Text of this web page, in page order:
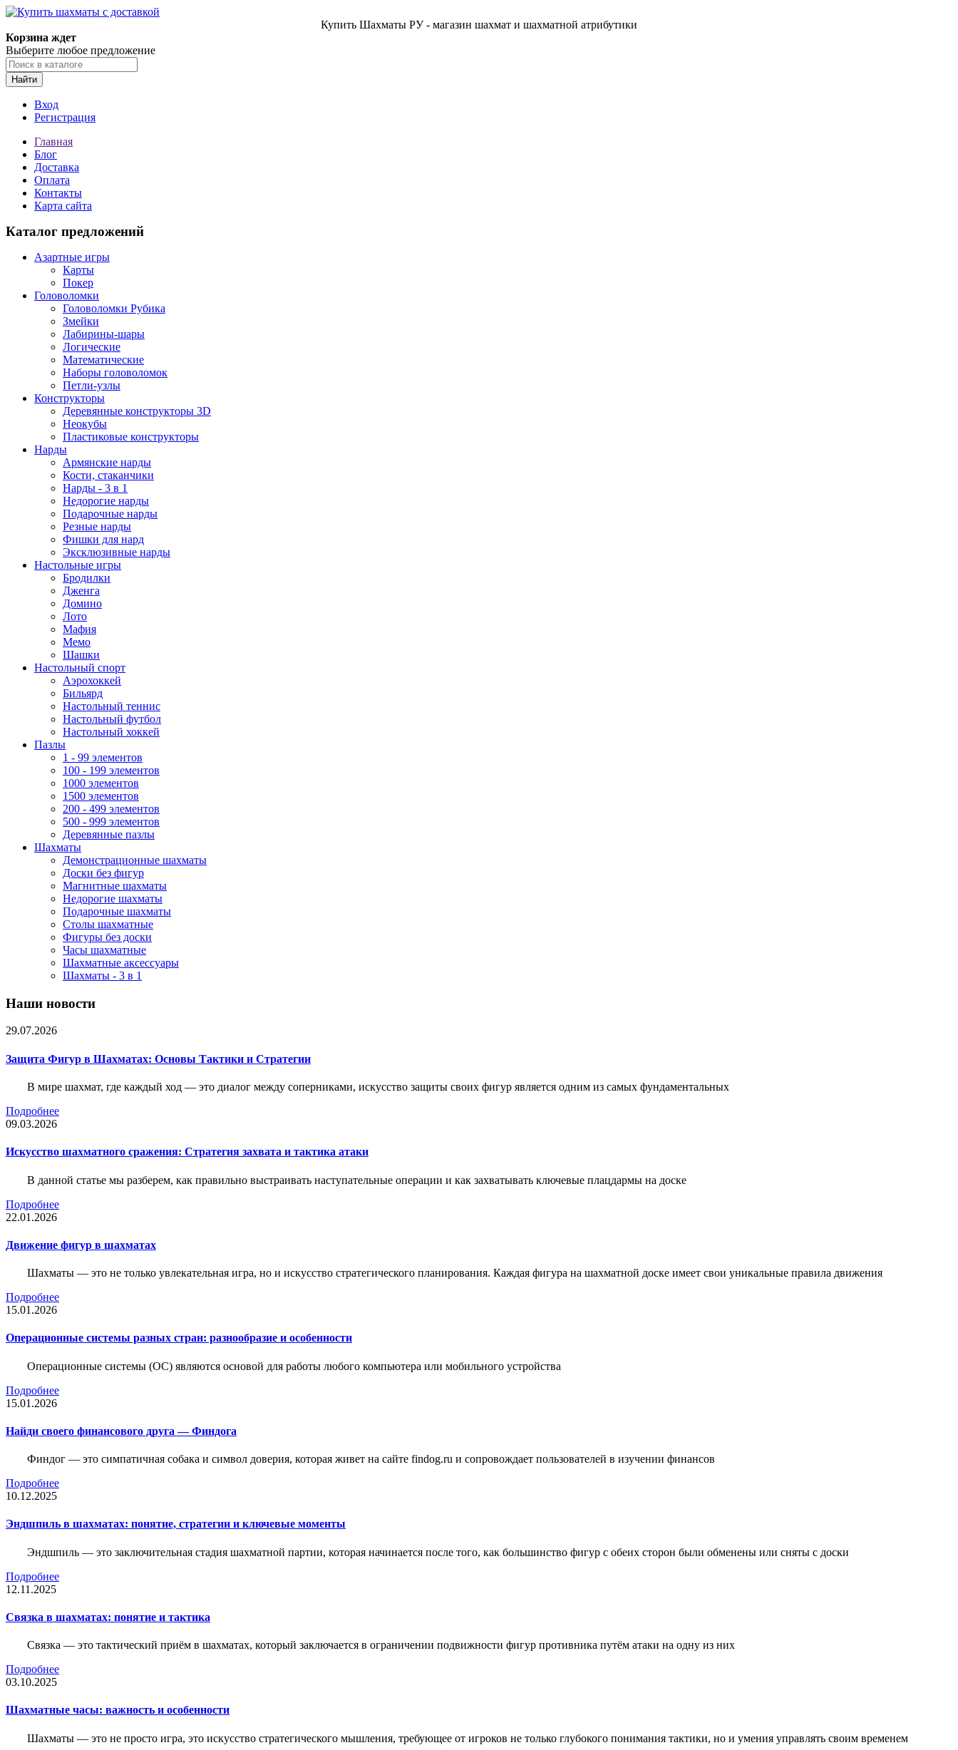
Купить Шахматы РУ - магазин шахмат и шахматной атрибутики
Корзина ждет
Выберите любое предложение
Найти
Вход
Регистрация
Главная
Блог
Доставка
Оплата
Контакты
Карта сайта
Каталог предложений
Азартные игры
Карты
Покер
Головоломки
Головоломки Рубика
Змейки
Лабирины-шары
Логические
Математические
Наборы головоломок
Петли-узлы
Конструкторы
Деревянные конструкторы 3D
Неокубы
Пластиковые конструкторы
Нарды
Армянские нарды
Кости, стаканчики
Нарды - 3 в 1
Недорогие нарды
Подарочные нарды
Резные нарды
Фишки для нард
Эксклюзивные нарды
Настольные игры
Бродилки
Дженга
Домино
Лото
Мафия
Мемо
Шашки
Настольный спорт
Аэрохоккей
Бильярд
Настольный теннис
Настольный футбол
Настольный хоккей
Пазлы
1 - 99 элементов
100 - 199 элементов
1000 элементов
1500 элементов
200 - 499 элементов
500 - 999 элементов
Деревянные пазлы
Шахматы
Демонстрационные шахматы
Доски без фигур
Магнитные шахматы
Недорогие шахматы
Подарочные шахматы
Столы шахматные
Фигуры без доски
Часы шахматные
Шахматные аксессуары
Шахматы - 3 в 1
Наши новости
29.07.2026
Защита Фигур в Шахматах: Основы Тактики и Стратегии
В мире шахмат, где каждый ход — это диалог между соперниками, искусство защиты своих фигур является одним из самых фундаментальных
Подробнее
09.03.2026
Искусство шахматного сражения: Стратегия захвата и тактика атаки
В данной статье мы разберем, как правильно выстраивать наступательные операции и как захватывать ключевые плацдармы на доске
Подробнее
22.01.2026
Движение фигур в шахматах
Шахматы — это не только увлекательная игра, но и искусство стратегического планирования. Каждая фигура на шахматной доске имеет свои уникальные правила движения
Подробнее
15.01.2026
Операционные системы разных стран: разнообразие и особенности
Операционные системы (ОС) являются основой для работы любого компьютера или мобильного устройства
Подробнее
15.01.2026
Найди своего финансового друга — Финдога
Финдог — это симпатичная собака и символ доверия, которая живет на сайте findog.ru и сопровождает пользователей в изучении финансов
Подробнее
10.12.2025
Эндшпиль в шахматах: понятие, стратегии и ключевые моменты
Эндшпиль — это заключительная стадия шахматной партии, которая начинается после того, как большинство фигур с обеих сторон были обменены или сняты с доски
Подробнее
12.11.2025
Связка в шахматах: понятие и тактика
Связка — это тактический приём в шахматах, который заключается в ограничении подвижности фигур противника путём атаки на одну из них
Подробнее
03.10.2025
Шахматные часы: важность и особенности
Шахматы — это не просто игра, это искусство стратегического мышления, требующее от игроков не только глубокого понимания тактики, но и умения управлять своим временем